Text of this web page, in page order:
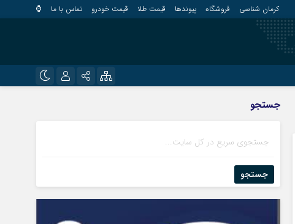
کرمان شناسی فروشگاه پیوندها قیمت طلا قیمت خودرو تماس با ما ⌚
رمز عبور
نرماشیر
جستجو
جستجو